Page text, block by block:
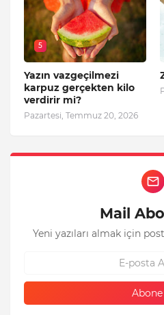
5
Yazın vazgeçilmezi
karpuz gerçekten kilo
verdirir mi?
Pazartesi, Temmuz 20, 2026
Mail
Yeni yazıları almak için